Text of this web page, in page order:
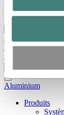
Les articles
Aluminium
Produits